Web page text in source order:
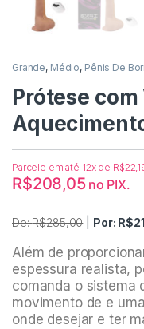
Grande, Médio, Pênis De
Prótese
Parcele em até 12x de R$
R$208,05 no PIX.
De:R$285,00| Por: R$
Além de
espessura realista,
comanda o sistema
movimento de e
onde desejar e ter